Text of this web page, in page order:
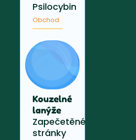
Psilocybin
Obchod
Kouzelné
lanýže
Zapečetěné
stránky